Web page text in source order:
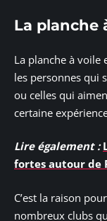
La planche
La planche à voile
les personnes qui
ou celles qui
certaine
Lire également :
fortes autour de
C’est la raison
nombreux clubs